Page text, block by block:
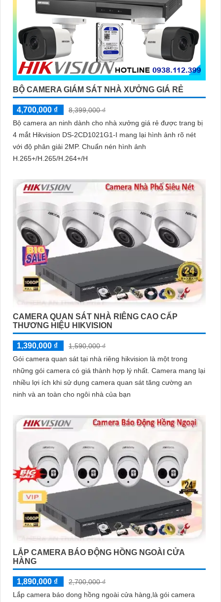
BỘ CAMERA GIÁM SÁT NHÀ XƯỞNG GIÁ RẺ
4,700,000 ₫
8,399,000 ₫
Bộ camera an ninh dành cho nhà xưởng giá rẻ được trang bị
4 mắt Hikvision DS-2CD1021G1-I mang lại hình ảnh rõ nét
với độ phân giải 2MP. Chuẩn nén hình ảnh
H.265+/H.265/H.264+/H
CAMERA QUAN SÁT NHÀ RIÊNG CAO CẤP
THƯƠNG HIỆU HIKVISION
1,390,000 ₫
1,590,000 ₫
Gói camera quan sát tại nhà riêng hikvision là một trong
những gói camera có giá thành hợp lý nhất. Camera mang lại
nhiều lợi ích khi sử dụng camera quan sát tăng cường an
ninh và an toàn cho ngôi nhà của bạn
LẮP CAMERA BÁO ĐỘNG HỒNG NGOÀI CỬA
HÀNG
1,890,000 ₫
2,700,000 ₫
Lắp camera báo dong hồng ngoài cửa hàng,là gói camera